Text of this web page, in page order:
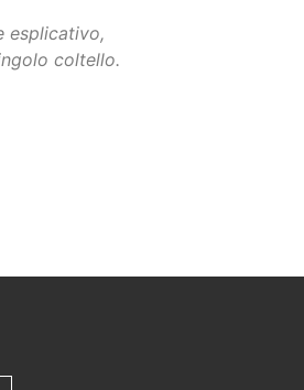
esplicativo,
coltello.